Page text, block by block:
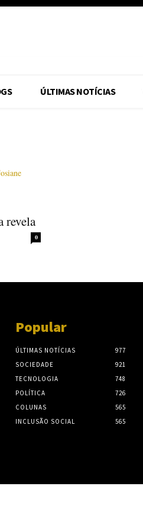
ÚLTIMAS NOTÍCIAS
revela
0
Popular
ÚLTIMAS NOTÍCIAS
977
SOCIEDADE
921
TECNOLOGIA
748
POLÍTICA
726
COLUNAS
565
INCLUSÃO SOCIAL
565